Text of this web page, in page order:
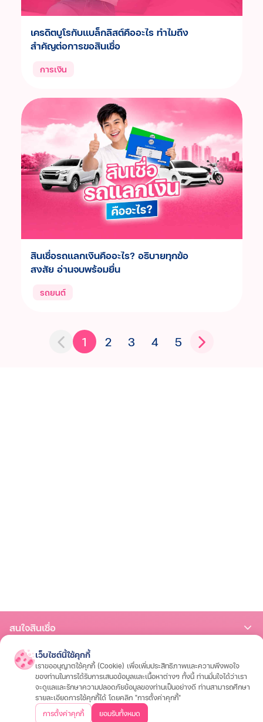
เครดิตบูโรกับแบล็กลิสต์คืออะไร ทำไมถึง
สำคัญต่อการขอสินเชื่อ
การเงิน
สินเชื่อรถแลกเงินคืออะไร? อธิบายทุกข้อ
สงสัย อ่านจบพร้อมยื่น
รถยนต์
1 2 3 4 5
สนใจสินเชื่อ
สินเชื่อรถมอเตอร์ไซค์สินเชื่อรถยนต์
สนใจประกัน
ประกันรถมอเตอร์ไซค์ประกันรถยนต์ประกันสุขภาพและโรคร้ายแรงประกัน
เกี่ยวกับเรา
วิสัยทัศน์และพันธกิจบริษัทฯ และวัฒนธรรมองค์กร
เว็บไซต์นี้ใช้คุกกี้
เราขออนุญาตใช้คุกกี้ (Cookie) เพื่อเพิ่มประสิทธิภาพและความพึงพอใจ
ของท่านในการได้รับการเสนอข้อมูลและเนื้อหาต่างๆ ทั้งนี้ ท่านมั่นใจได้ว่าเรา
จะดูแลและรักษาความปลอดภัยข้อมูลของท่านเป็นอย่างดี ท่านสามารถศึกษา
รายละเอียดการใช้คุกกี้ได้ โดยคลิก "การตั้งค่าคุกกี้"
การตั้งค่าคุกกี้
ยอมรับทั้งหมด